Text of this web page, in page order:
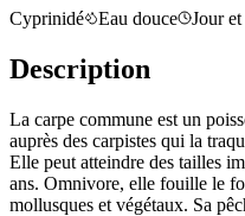
Cyprinidé Eau douce Jour
Description
La carpe commune est un
auprès des carpistes qui la
Elle peut atteindre des tailles
ans. Omnivore, elle fouille le
mollusques et végétaux. Sa